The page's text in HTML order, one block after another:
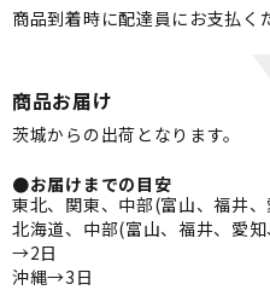
商品到着時に配達員にお支払く
商品お届け
茨城からの出荷となります。
●お届けまでの目安
東北、関東、中部(富山、福井
北海道、中部(富山、福井、愛
→2日
沖縄→3日